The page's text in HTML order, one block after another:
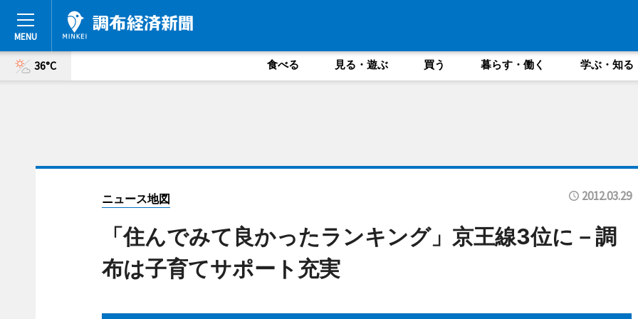
36°C 食べる 見る・遊ぶ 買う 暮らす・働く 学ぶ・知る
ニュース地図 2012.03.29
「住んでみて良かったランキング」京王線3位に－調
布は子育てサポート充実